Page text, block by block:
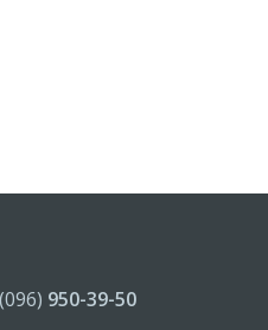
(096) 950-39-50